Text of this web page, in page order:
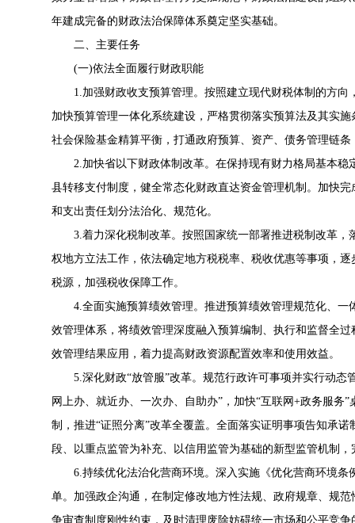
年建成完备的财政法治保障体系奠定坚实基础。
二、主要任务
(一)依法全面履行财政职能
1.加强财政收支预算管理。按照建立现代财税体制的方向
加快预算管理一体化系统建设，严格贯彻落实预算法及其实
社会保险基金精算平衡，打通政府预算、资产、债务管理链
2.加快省以下财政体制改革。在保持现有财力格局基本稳
县转移支付制度，健全常态化财政直达资金管理机制。加快
和支出责任划分法治化、规范化。
3.着力深化税制改革。按照国家统一部署推进税制改革，
权地方立法工作，依法确定地方税税率、税收优惠等事项，
税源，加强税收保障工作。
4.全面实施预算绩效管理。推进预算绩效管理规范化、一
效管理体系，将绩效管理深度融入预算编制、执行和监督全
效管理结果应用，着力提高财政资源配置效率和使用效益。
5.深化财政“放管服”改革。规范行政许可事项并实行动态
网上办、就近办、一次办、自助办”，加快“互联网+政务服
制，推进“证照分离”改革全覆盖。全面落实证明事项告知承
段、以重点监管为补充、以信用监管为基础的新型监管机制
6.持续优化法治化营商环境。深入实施《优化营商环境条
单。加强政企沟通，在制定修改地方性法规、政府规章、规
争审查制度刚性约束，及时清理废除妨碍统一市场和公平竞